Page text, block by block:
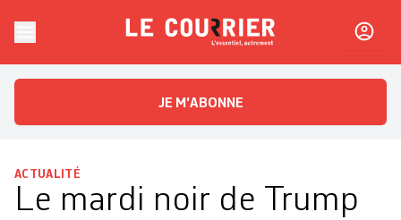
Le CourrierL'essentiel, autrement
JE M'ABONNE
ACTUALITÉ
Le mardi noir de Trump